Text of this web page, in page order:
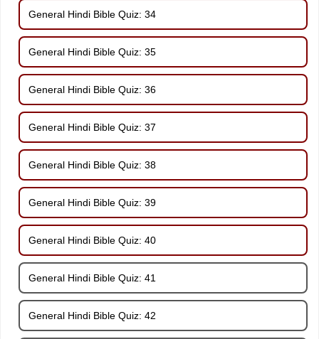
General Hindi Bible Quiz: 34
General Hindi Bible Quiz: 35
General Hindi Bible Quiz: 36
General Hindi Bible Quiz: 37
General Hindi Bible Quiz: 38
General Hindi Bible Quiz: 39
General Hindi Bible Quiz: 40
General Hindi Bible Quiz: 41
General Hindi Bible Quiz: 42